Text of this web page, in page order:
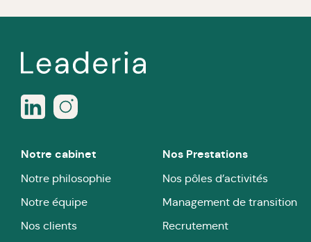
Notre cabinet
Notre philosophie
Notre équipe
Nos clients
Nos Prestations
Nos pôles d’activités
Management de transition
Recrutement